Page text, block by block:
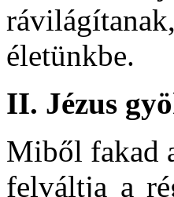
életünkbe.
II. Jézus
Miből fakad
felváltja a